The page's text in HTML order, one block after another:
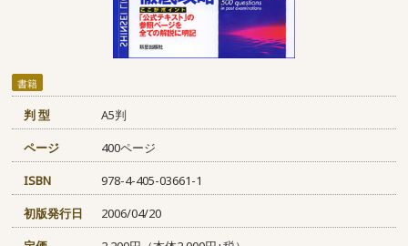
書籍
判 型
A5判
ページ
400ページ
ISBN
978-4-405-03661-1
初版発行日
2006/04/20